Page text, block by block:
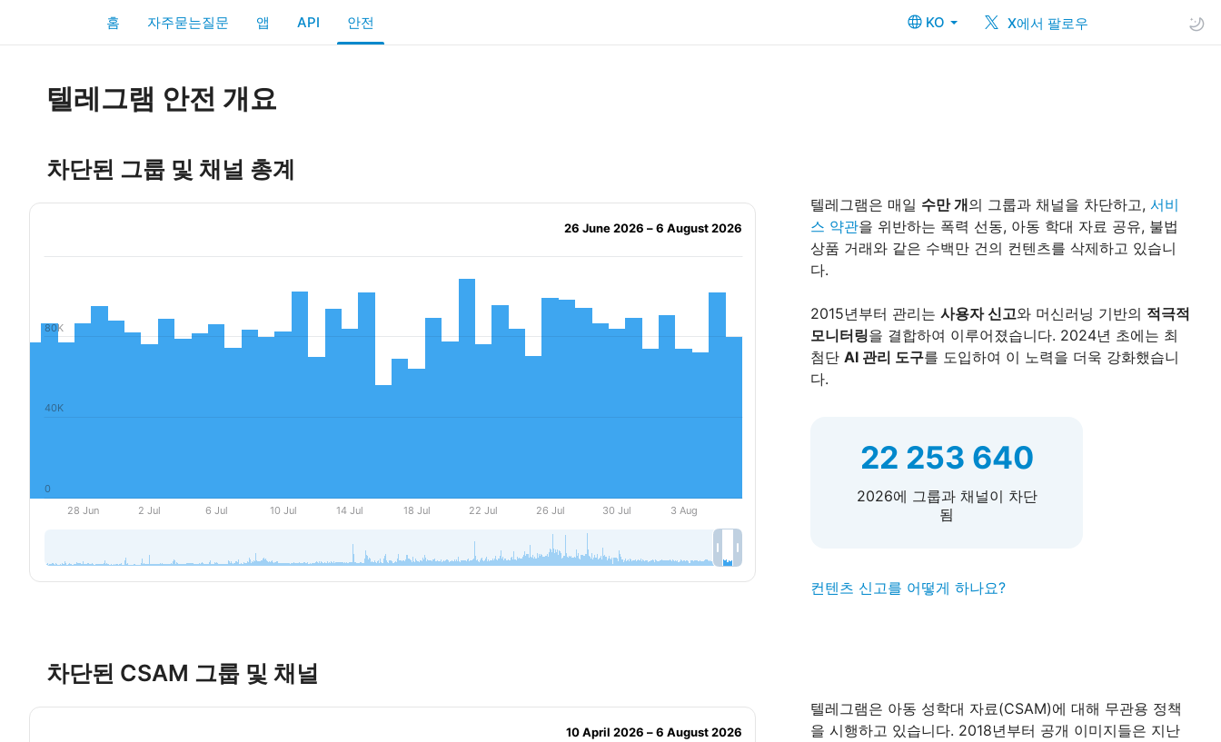
KO X에서 팔로우
홈 자주묻는질문 앱 API 안전
텔레그램 안전 개요
차단된 그룹 및 채널 총계
텔레그램은 매일 수만 개의 그룹과 채널을 차단하고, 서비
스 약관을 위반하는 폭력 선동, 아동 학대 자료 공유, 불법
상품 거래와 같은 수백만 건의 컨텐츠를 삭제하고 있습니
다.
2015년부터 관리는 사용자 신고와 머신러닝 기반의 적극적
모니터링을 결합하여 이루어졌습니다. 2024년 초에는 최
첨단 AI 관리 도구를 도입하여 이 노력을 더욱 강화했습니
다.
22 253 640
2026에 그룹과 채널이 차단
됨
컨텐츠 신고를 어떻게 하나요?
차단된 CSAM 그룹 및 채널
텔레그램은 아동 성학대 자료(CSAM)에 대해 무관용 정책
을 시행하고 있습니다. 2018년부터 공개 이미지들은 지난